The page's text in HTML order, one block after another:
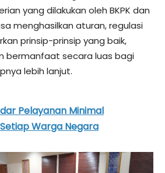
yang dilakukan oleh BKPK dan
menghasilkan aturan, regulasi
prinsip-prinsip yang baik,
bermanfaat secara luas bagi
lebih lanjut.
Pelayanan Minimal
Warga Negara